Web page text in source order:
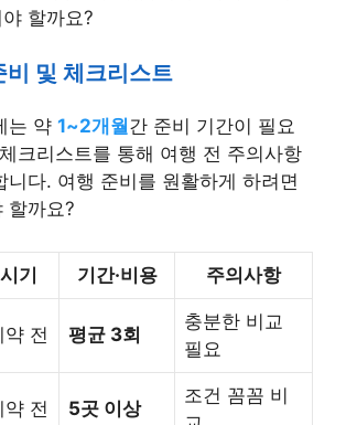
할까요?
비 및 체크리스트
는 약 1~2개월 간 준비 기간이 필요
체크리스트를 통해 여행 전 주의사항
니다. 여행 준비를 원활하게 하려면
할까요?
시기 기간·비용 주의사항
약 전 평균 3회
충분한 비교
필요
약 전 5곳 이상
조건 꼼꼼 비